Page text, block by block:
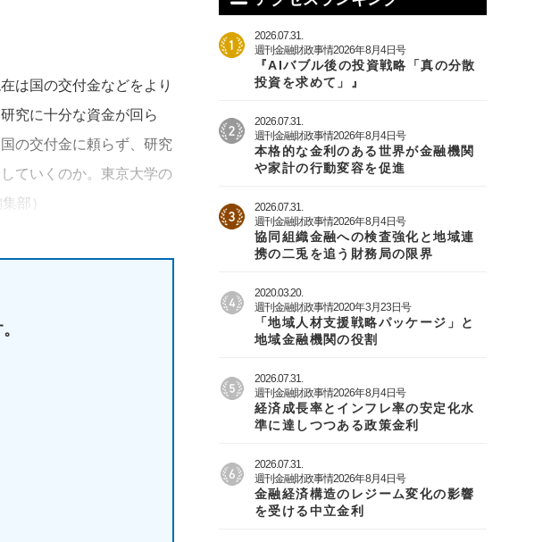
は国の交付金などをより
究に十分な資金が回ら
の交付金に頼らず、研究
ていくのか。東京大学の
部）
2026.07.31.
週刊金融財政事情2026年8月4日号
『AIバブル後の投資戦略「真の分散
投資を求めて」』
2026.07.31.
週刊金融財政事情2026年8月4日号
本格的な金利のある世界が金融機関
や家計の行動変容を促進
2026.07.31.
週刊金融財政事情2026年8月4日号
協同組織金融への検査強化と地域連
携の二兎を追う財務局の限界
2020.03.20.
週刊金融財政事情2020年3月23日号
「地域人材支援戦略パッケージ」と
地域金融機関の役割
2026.07.31.
週刊金融財政事情2026年8月4日号
経済成長率とインフレ率の安定化水
準に達しつつある政策金利
2026.07.31.
週刊金融財政事情2026年8月4日号
金融経済構造のレジーム変化の影響
を受ける中立金利